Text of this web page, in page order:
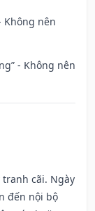
Không nên
- Không nên
cãi. Ngày
đến nội bộ